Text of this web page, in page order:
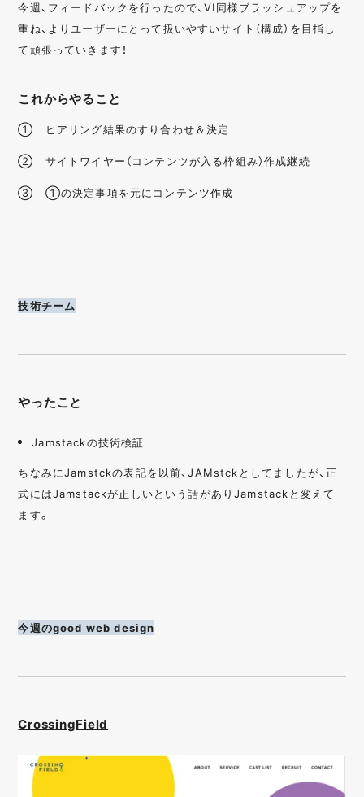
今週、フィードバックを行ったので、VI同様ブラッシュアップを
重ね、よりユーザーにとって扱いやすいサイト（構成）を目指し
て頑張っていきます！
これからやること
① ヒアリング結果のすり合わせ＆決定
② サイトワイヤー（コンテンツが入る枠組み）作成継続
③ ①の決定事項を元にコンテンツ作成
技術チーム
やったこと
Jamstackの技術検証
ちなみにJamstckの表記を以前、JAMstckとしてましたが、正
式にはJamstackが正しいという話がありJamstackと変えて
ます。
今週のgood web design
CrossingField